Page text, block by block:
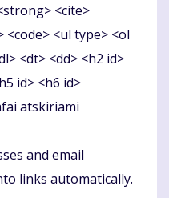
<cite>
<code> <ul type> <ol
<dt> <dd> <h2 id>
id> <h6 id>
atskiriami
and email
links automatically.